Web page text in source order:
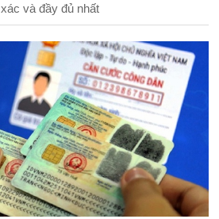
và đầy đủ nhất